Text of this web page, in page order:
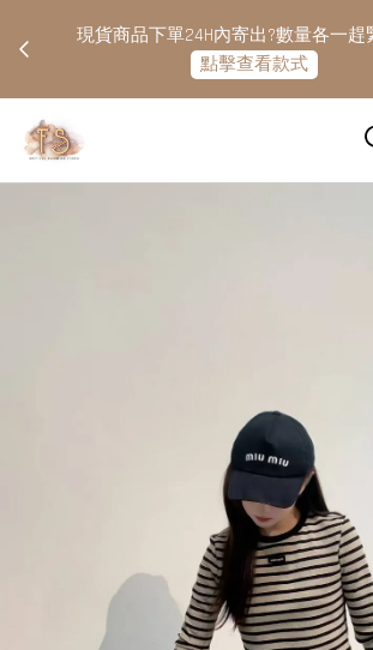
現貨商品下單24H內寄出?數量各一趕
點擊查看款式